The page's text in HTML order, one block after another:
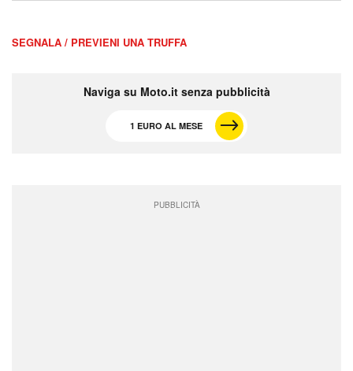
SEGNALA / PREVIENI UNA TRUFFA
Naviga su Moto.it senza pubblicità
1 EURO AL MESE
PUBBLICITÀ